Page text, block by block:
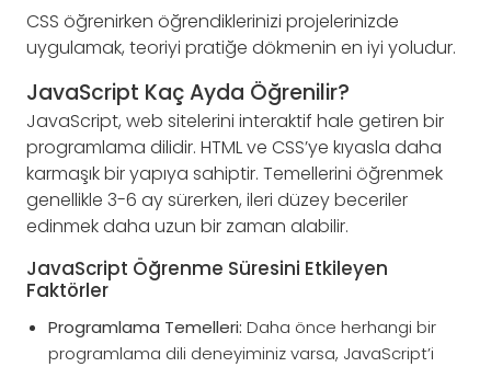
CSS öğrenirken öğrendiklerinizi projelerinizde
uygulamak, teoriyi pratiğe dökmenin en iyi yoludur.
JavaScript Kaç Ayda Öğrenilir?
JavaScript, web sitelerini interaktif hale getiren bir
programlama dilidir. HTML ve CSS’ye kıyasla daha
karmaşık bir yapıya sahiptir. Temellerini öğrenmek
genellikle 3-6 ay sürerken, ileri düzey beceriler
edinmek daha uzun bir zaman alabilir.
JavaScript Öğrenme Süresini Etkileyen
Faktörler
Programlama Temelleri: Daha önce herhangi bir
programlama dili deneyiminiz varsa, JavaScript’i